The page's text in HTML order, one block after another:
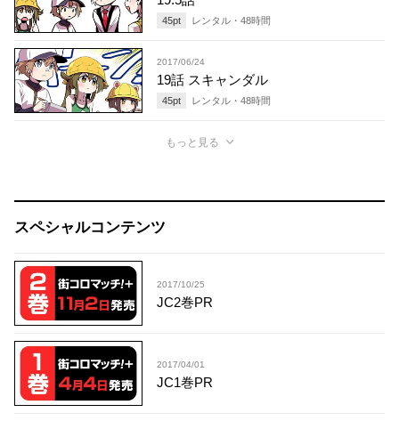
45pt レンタル・ 48時間
2017/06/24
19話 スキャンダル
45pt レンタル・ 48時間
もっと見る
スペシャルコンテンツ
2017/10/25
JC2巻PR
2017/04/01
JC1巻PR